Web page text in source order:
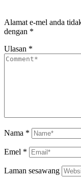
Alamat e-mel anda
dengan *
Ulasan *
Nama *
Emel *
Laman sesawang